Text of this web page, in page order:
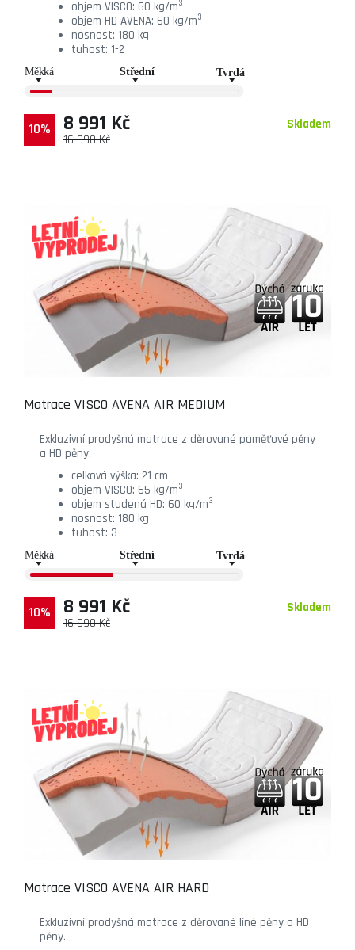
objem VISCO: 60 kg/m3
objem HD AVENA: 60 kg/m3
nosnost: 180 kg
tuhost: 1-2
Skladem
10%
16 990 Kč
8 991 Kč
Matrace VISCO AVENA AIR MEDIUM
Exkluzivní prodyšná matrace z děrované paměťové pěny
a HD pěny.
celková výška: 21 cm
objem VISCO: 65 kg/m3
objem studená HD: 60 kg/m3
nosnost: 180 kg
tuhost: 3
Skladem
10%
16 990 Kč
8 991 Kč
Matrace VISCO AVENA AIR HARD
Exkluzivní prodyšná matrace z děrované líné pěny a HD
pěny.